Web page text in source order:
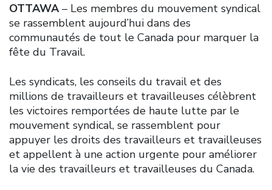
OTTAWA– Les membres du mouvement syndical
se rassemblent aujourd’hui dans des
communautés de tout le Canada pour marquer la
fête du Travail.
Les syndicats, les conseils du travail et des
millions de travailleurs et travailleuses célèbrent
les victoires remportées de haute lutte par le
mouvement syndical, se rassemblent pour
appuyer les droits des travailleurs et travailleuses
et appellent à une action urgente pour améliorer
la vie des travailleurs et travailleuses du Canada.